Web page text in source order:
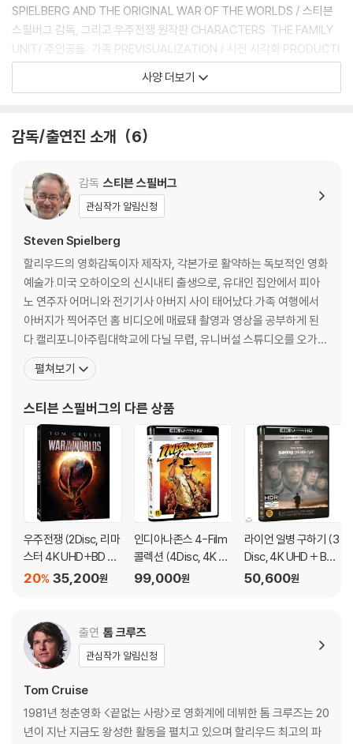
것을 권유해 드립니다.
2) 정전기와 먼지로 인해 재생이 원활하지 않은 경우가 있습니다. 디스크
를 마른 천으로 닦으시거나, DVD 클리너 등 전용 제품을 이용하면 대부분
해결됩니다.
3) 일부 PC 연결형 ODD의 경우 호환 상의 문제로 정상적인 디스크도 재
생할 수 있음을 알려드립니다.
※ 디스크 외관 불량
디스크에 미세한 잔 흠집이 남아있거나 인쇄 면이 깨끗하지 않은 경우가
있으며, 상품의 불량이 아닙니다. 단, 재생에 이상이 있는 경우에는 불량으
로 인한 반품/교환이 가능합니다.
※ 교환/반품 안내
1) 불량으로 인한 교환/반품 요청 시에는 불량 확인을 위해 개봉 시의 동영
상을 요청할 수 있으며, 동영상이 없는 경우 교환/반품이 제한될 수 있습니
관련 사진과 동영상 및 재생 기기 모델명을 첨부하여 첨부하여 고객센터에
문의 바랍니다.
부담 후 처리 가능합니다.
3) 스틸북 한정판, 초회 한정판의 경우 제작 수량이 한정되어 있고, 택배
이동 과정에서의 손상이 발생하면, 재 판매가 어려우므로 신중한 구매 선
택을 부탁드립니다.
4) 한정판 상품의 변심, 오구매로 인한 반품은 회송된 상품의 상태 확인 후
진행이 가능합니다. 택배 이동 중 파손이 발생하지 않도록 완충 포장을 부
탁드립니다.
SPIELBERG AND THE ORIGINAL WAR OF THE WORLDS / 스티븐
스필버그 감독, 그리고 우주전쟁 원작판 CHARACTERS: THE FAMILY
UNIT/ 주인공들: 가족 PREVISUALIZATION / 사전 시각화 PRODUCTI
ON DIARIES - EAST COAST :BEGINNING :EXILE / 제작일지-동부:
제작초기: 탈출장면 PRODUCTION DIARIES - WEST COAST :DEST
NG WAR OF THE WORLDS / 우주전쟁의 영화음악 WE ARE NOT AL
사양 더보기
감독/출연진 소개 6
감독 스티븐 스필버그
관심작가 알림신청
Steven Spielberg
할리우드의 영화감독이자 제작자, 각본가로 활약하는 독보적인 영화
예술가.미국 오하이오의 신시내티 출생으로, 유대인 집안에서 피아
노 연주자 어머니와 전기기사 아버지 사이 태어났다.가족 여행에서
아버지가 찍어주던 홈 비디오에 매료돼 촬영과 영상을 공부하게 된
다.캘리포니아주립대학교에 다닐 무렵, 유니버설 스튜디오를 오가며
감독, 편집 기사, 음향 담당자 등을 만난다.그가 찍은 35밀리 단편영
화 <앰블린>이 유니버설 제작부 사장 시드 샤인버그의 눈에 들어 19
ABC 주말의 영화로 방영되었던 <대결>이 유럽에서 극장 개봉한다
펼쳐보기
스티븐 스필버그의 다른 상품
우주전쟁 (2Disc, 리마
스터 4K UHD+BD 슬
립케이스 한정판) : 블
35,200원
20%
인디아나존스 4-Film
콜렉션 (4Disc, 4K U
HD) : 블루레이
99,000원
라이언 일병 구하기 (3
Disc, 4K UHD + BD
+ Bonus BD) : 블루레
50,600원
출연 톰 크루즈
관심작가 알림신청
Tom Cruise
1981년 청춘영화 <끝없는 사랑>로 영화계에 데뷔한 톰 크루즈는 20
년이 지난 지금도 왕성한 활동을 펼치고 있으며 할리우드 최고의 파